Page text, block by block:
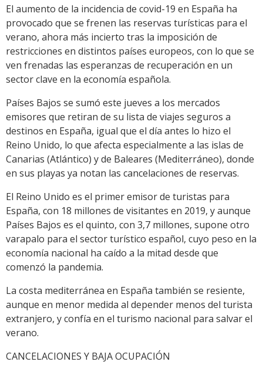
Link
El aumento de la incidencia de covid-19 en España ha
provocado que se frenen las reservas turísticas para el
verano, ahora más incierto tras la imposición de
restricciones en distintos países europeos, con lo que se
ven frenadas las esperanzas de recuperación en un
sector clave en la economía española.
Países Bajos se sumó este jueves a los mercados
emisores que retiran de su lista de viajes seguros a
destinos en España, igual que el día antes lo hizo el
Reino Unido, lo que afecta especialmente a las islas de
Canarias (Atlántico) y de Baleares (Mediterráneo), donde
en sus playas ya notan las cancelaciones de reservas.
El Reino Unido es el primer emisor de turistas para
España, con 18 millones de visitantes en 2019, y aunque
Países Bajos es el quinto, con 3,7 millones, supone otro
varapalo para el sector turístico español, cuyo peso en la
economía nacional ha caído a la mitad desde que
comenzó la pandemia.
La costa mediterránea en España también se resiente,
aunque en menor medida al depender menos del turista
extranjero, y confía en el turismo nacional para salvar el
verano.
CANCELACIONES Y BAJA OCUPACIÓN